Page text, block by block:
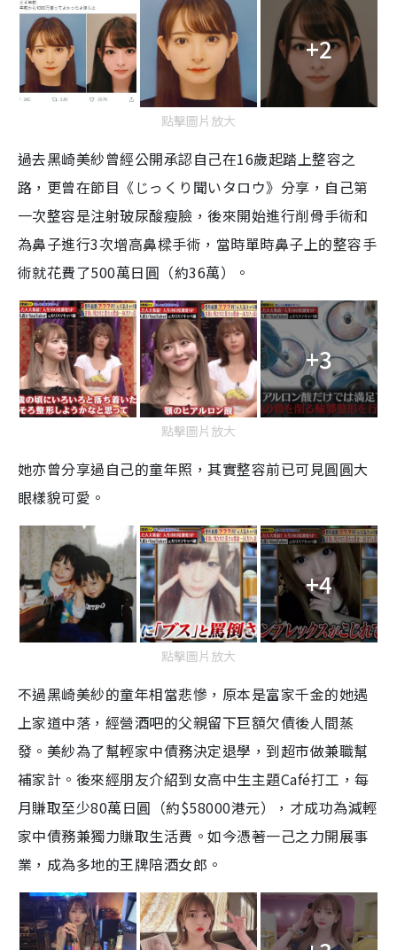
+2
點擊圖片放大
過去黑崎美紗曾經公開承認自己在16歲起踏上整容之
路，更曾在節目《じっくり聞いタロウ》分享，自己第
一次整容是注射玻尿酸瘦臉，後來開始進行削骨手術和
為鼻子進行3次增高鼻樑手術，當時單時鼻子上的整容手
術就花費了500萬日圓（約36萬） 。
+3
點擊圖片放大
她亦曾分享過自己的童年照，其實整容前已可見圓圓大
眼樣貌可愛。
+4
點擊圖片放大
不過黑崎美紗的童年相當悲慘，原本是富家千金的她遇
上家道中落，經營酒吧的父親留下巨額欠債後人間蒸
發。美紗為了幫輕家中債務決定退學，到超市做兼職幫
補家計 。 後來經朋友介紹到女高中生主題Café打工，每
月賺取至少80萬日圓（約$58000港元） ， 才成功為減輕
家中債務兼獨力賺取生活費 。如今憑著一己之力開展事
業，成為多地的王牌陪酒女郎。